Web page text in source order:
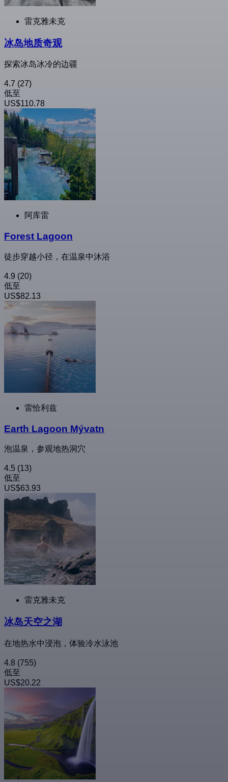
雷克雅未克
冰岛地质奇观
探索冰岛冰冷的边疆
4.7 (27)
低至
US$110.78
阿库雷
Forest Lagoon
徒步穿越小径，在温泉中沐浴
4.9 (20)
低至
US$82.13
雷恰利兹
Earth Lagoon Mývatn
泡温泉，参观地热洞穴
4.5 (13)
低至
US$63.93
雷克雅未克
冰岛天空之湖
在地热水中浸泡，体验冷水泳池
4.8 (755)
低至
US$20.22